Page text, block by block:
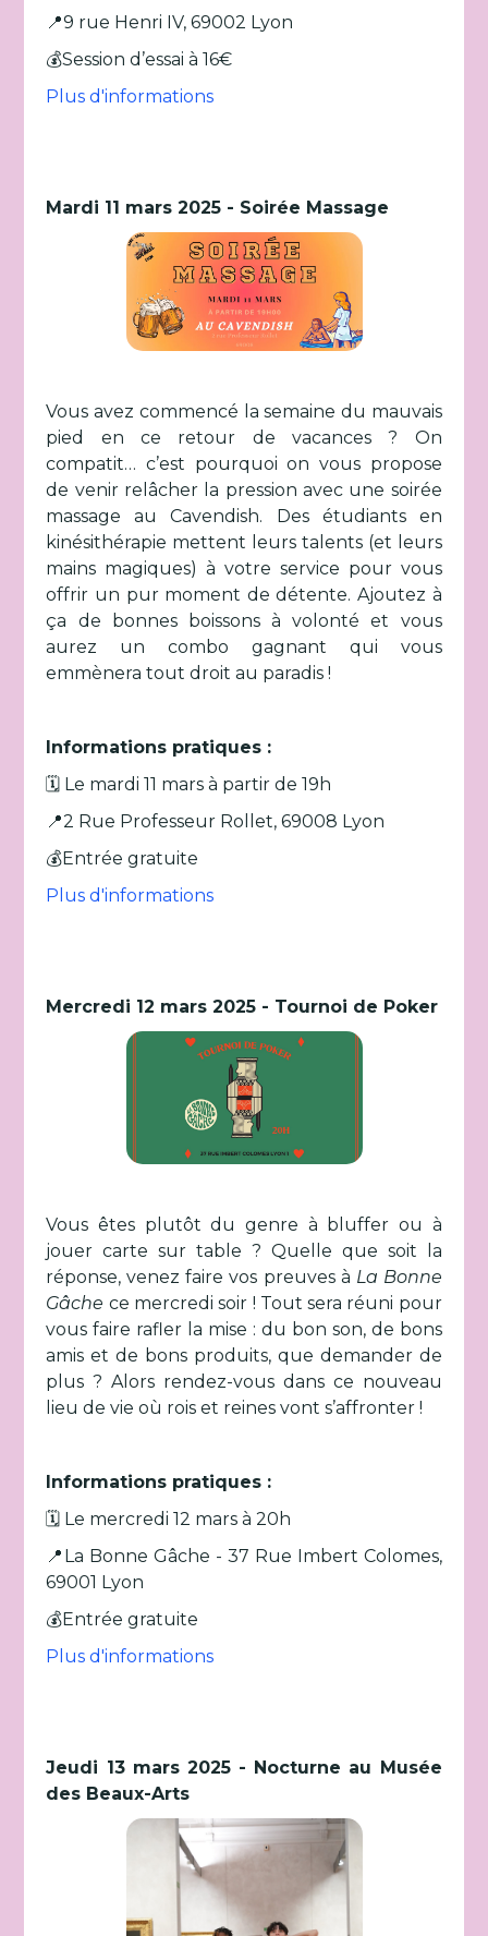
📍9 rue Henri IV, 69002 Lyon
💰Session d’essai à 16€
Plus d'informations
Mardi 11 mars 2025 - Soirée Massage
Vous avez commencé la semaine du mauvais
pied en ce retour de vacances ? On
compatit… c’est pourquoi on vous propose
de venir relâcher la pression avec une soirée
massage au Cavendish. Des étudiants en
kinésithérapie mettent leurs talents (et leurs
mains magiques) à votre service pour vous
offrir un pur moment de détente. Ajoutez à
ça de bonnes boissons à volonté et vous
aurez un combo gagnant qui vous
emmènera tout droit au paradis !
Informations pratiques :
🗓️ Le mardi 11 mars à partir de 19h
📍2 Rue Professeur Rollet, 69008 Lyon
💰Entrée gratuite
Plus d'informations
Mercredi 12 mars 2025 - Tournoi de Poker
Vous êtes plutôt du genre à bluffer ou à
jouer carte sur table ? Quelle que soit la
réponse, venez faire vos preuves à La Bonne
Gâche ce mercredi soir ! Tout sera réuni pour
vous faire rafler la mise : du bon son, de bons
amis et de bons produits, que demander de
plus ? Alors rendez-vous dans ce nouveau
lieu de vie où rois et reines vont s’affronter !
Informations pratiques :
🗓️ Le mercredi 12 mars à 20h
📍La Bonne Gâche - 37 Rue Imbert Colomes,
69001 Lyon
💰Entrée gratuite
Plus d'informations
Jeudi 13 mars 2025 - Nocturne au Musée
des Beaux-Arts